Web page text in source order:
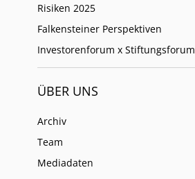
Risiken 2025
Falkensteiner Perspektiven
Investorenforum x Stiftungsforum
ÜBER UNS
Archiv
Team
Mediadaten